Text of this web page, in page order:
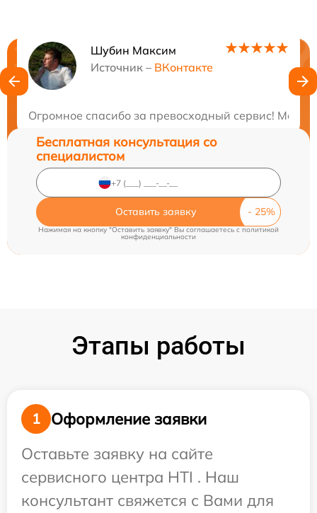
Шубин Максим
Источник – ВКонтакте
Огромное спасибо за превосходный сервис!
Нужна консультация?
Бесплатная консультация со
специалистом
Оставить заявку
Нажимая на кнопку "Оставить заявку" Вы соглашаетесь cполитикой
конфиденциальности
Этапы работы
1
Оформление заявки
Оставьте заявку на сайте
сервисного центра HTI . Наш
консультант свяжется с Вами для